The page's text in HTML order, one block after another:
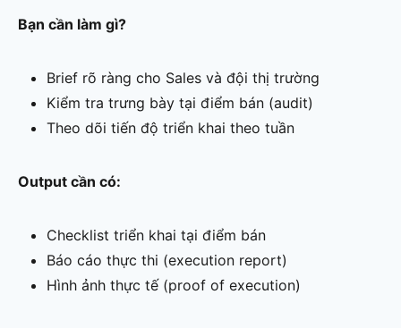
Bạn cần làm gì?
Brief rõ ràng cho Sales và đội thị trường
Kiểm tra trưng bày tại điểm bán (audit)
Theo dõi tiến độ triển khai theo tuần
Output cần có:
Checklist triển khai tại điểm bán
Báo cáo thực thi (execution report)
Hình ảnh thực tế (proof of execution)